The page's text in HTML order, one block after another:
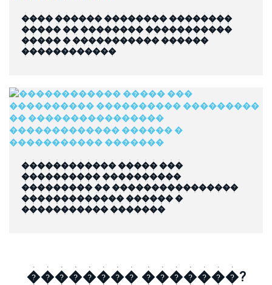
���� ������ �������� ��������
����� �� �������� �����������
����� � ����������� ������
������������
������������ ����� ���
���������� ����������
��������� �� ����������������
������������� ������ �
����������� �������
�������� �������?